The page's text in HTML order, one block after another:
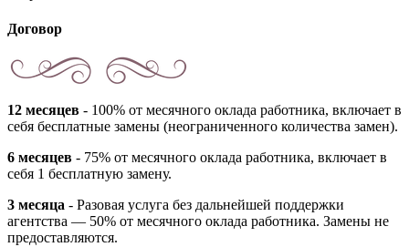
Договор
12 месяцев - 100% от месячного оклада работника, включает в
себя бесплатные замены (неограниченного количества замен).
6 месяцев - 75% от месячного оклада работника, включает в
себя 1 бесплатную замену.
3 месяца - Разовая услуга без дальнейшей поддержки
агентства — 50% от месячного оклада работника. Замены не
предоставляются.